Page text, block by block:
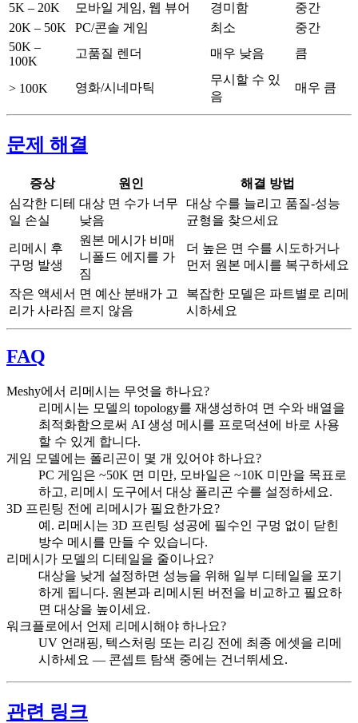
5K – 20K 모바일 게임, 웹 뷰어 경미함
중간
20K – 50K
PC/콘솔 게임 최소
중간
50K –
100K
고품질 렌더 매우 낮음 큼
> 100K 영화/시네마틱
무시할 수 있
음
매우 큼
문제 해결
증상 원인
해결 방법
심각한 디테
일 손실
대상 면 수가 너무
낮음
대상 수를 늘리고 품질-성능
균형을 찾으세요
리메시 후
구멍 발생
원본 메시가 비매
니폴드 에지를 가
짐
더 높은 면 수를 시도하거나
먼저 원본 메시를 복구하세요
작은 액세서
리가 사라짐
면 예산 분배가 고
르지 않음
복잡한 모델은 파트별로 리메
시하세요
FAQ
Meshy에서 리메시는 무엇을 하나요?
리메시는 모델의 topology를 재생성하여 면 수와 배열을
최적화함으로써 AI 생성 메시를 프로덕션에 바로 사용
할 수 있게 합니다.
게임 모델에는 폴리곤이 몇 개 있어야 하나요?
PC 게임은 ~50K 면 미만, 모바일은 ~10K 미만을 목표로
하고, 리메시 도구에서 대상 폴리곤 수를 설정하세요.
3D 프린팅 전에 리메시가 필요한가요?
예. 리메시는 3D 프린팅 성공에 필수인 구멍 없이 닫힌
방수 메시를 만들 수 있습니다.
리메시가 모델의 디테일을 줄이나요?
대상을 낮게 설정하면 성능을 위해 일부 디테일을 포기
하게 됩니다. 원본과 리메시된 버전을 비교하고 필요하
면 대상을 높이세요.
워크플로에서 언제 리메시해야 하나요?
UV 언래핑, 텍스처링 또는 리깅 전에 최종 에셋을 리메
시하세요 — 콘셉트 탐색 중에는 건너뛰세요.
관련 링크